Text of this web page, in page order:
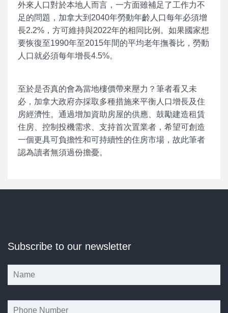
外來人口對於本地人而言，一方面雖補足了工作力不
足的問題，加拿大到2040年勞動年齡人口每年必須增
長2.2%，方可維持與2022年的相同比例。如果國家想
要恢復至1990年至2015年間的平均老年撫養比，勞動
人口就必須每年增長4.5%。
至於是否真的會為當地樓價帶來壓力？筆者看又未
必，加拿大政府亦採取多種措施來平衡人口增長及住
房經濟性。通過增加資助房屋的供應、鼓勵建造租賃
住房、控制投機需求、支持首次置業者，希望可創造
一個更具可負擔性和可持續性的住房市場，故此筆者
認為讀者無須過份擔憂。
Subscribe to our newsletter